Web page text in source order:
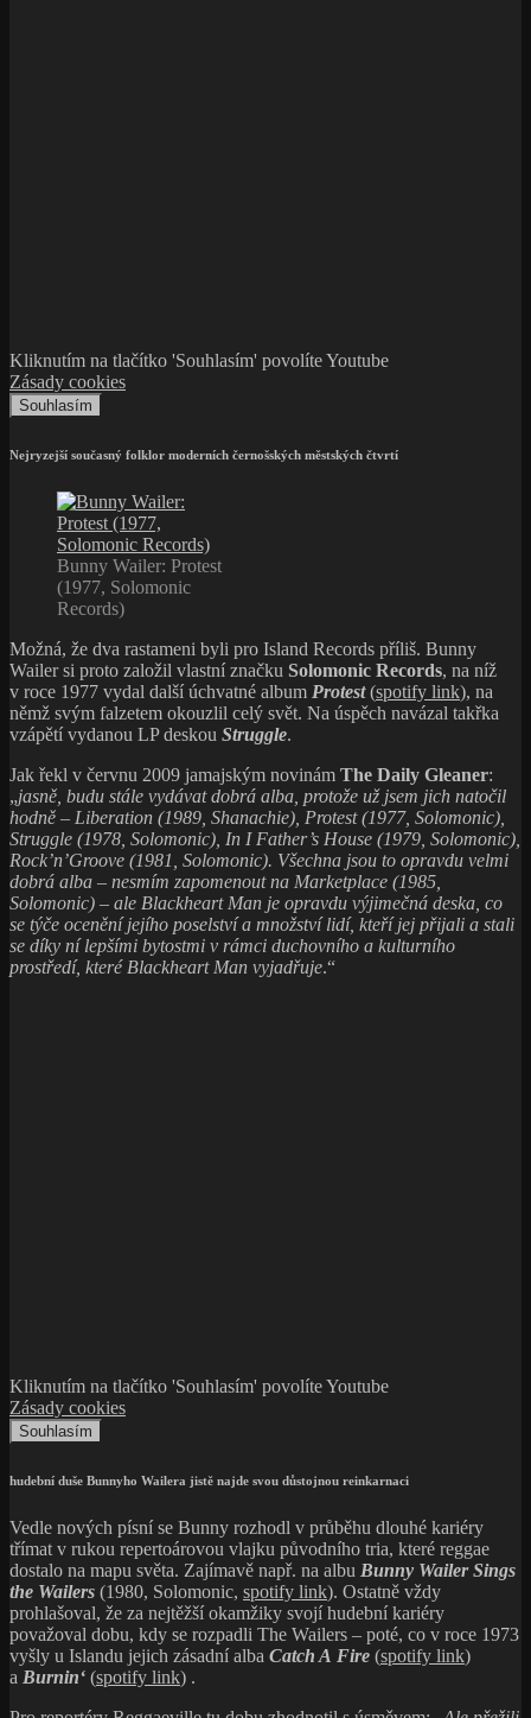
Kliknutím na tlačítko 'Souhlasím' povolíte Youtube
Zásady cookies
Souhlasím
Nejryzejší současný folklor moderních černošských městských čtvrtí
Bunny Wailer: Protest
(1977, Solomonic
Records)
Možná, že dva rastameni byli pro Island Records příliš. Bunny
Wailer si proto založil vlastní značku Solomonic Records, na níž
v roce 1977 vydal další úchvatné album Protest(spotify link), na
němž svým falzetem okouzlil celý svět. Na úspěch navázal takřka
vzápětí vydanou LP deskou Struggle.
Jak řekl v červnu 2009 jamajským novinám The Daily Gleaner:
„jasně, budu stále vydávat dobrá alba, protože už jsem jich natočil
hodně – Liberation (1989, Shanachie), Protest (1977, Solomonic),
Struggle (1978, Solomonic), In I Father’s House (1979, Solomonic),
Rock’n’Groove (1981, Solomonic). Všechna jsou to opravdu velmi
dobrá alba – nesmím zapomenout na Marketplace (1985,
Solomonic) – ale Blackheart Man je opravdu výjimečná deska, co
se týče ocenění jejího poselství a množství lidí, kteří jej přijali a stali
se díky ní lepšími bytostmi v rámci duchovního a kulturního
prostředí, které Blackheart Man vyjadřuje.“
Kliknutím na tlačítko 'Souhlasím' povolíte Youtube
Zásady cookies
Souhlasím
hudební duše Bunnyho Wailera jistě najde svou důstojnou reinkarnaci
Vedle nových písní se Bunny rozhodl v průběhu dlouhé kariéry
třímat v rukou repertoárovou vlajku původního tria, které reggae
dostalo na mapu světa. Zajímavě např. na albu Bunny Wailer Sings
the Wailers (1980, Solomonic, spotify link). Ostatně vždy
prohlašoval, že za nejtěžší okamžiky svojí hudební kariéry
považoval dobu, kdy se rozpadli The Wailers – poté, co v roce 1973
vyšly u Islandu jejich zásadní alba Catch A Fire (spotify link)
a Burnin‘ (spotify link) .